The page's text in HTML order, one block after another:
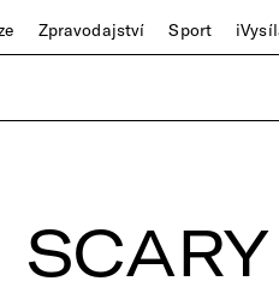
Zpravodajství Sport